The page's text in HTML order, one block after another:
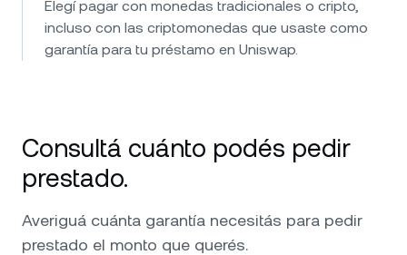
Elegí pagar con monedas tradicionales o cripto,
incluso con las criptomonedas que usaste como
garantía para tu préstamo en Uniswap.
Consultá cuánto podés pedir
prestado.
Averiguá cuánta garantía necesitás para pedir
prestado el monto que querés.